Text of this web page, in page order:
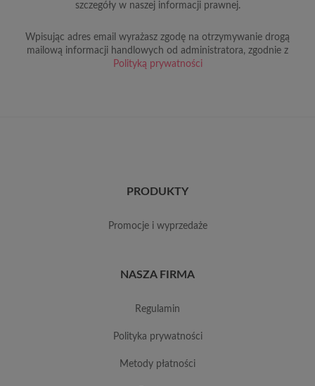
szczegóły w naszej informacji prawnej.
Wpisując adres email wyrażasz zgodę na otrzymywanie drogą
mailową informacji handlowych od administratora, zgodnie z
Polityką prywatności
PRODUKTY
promocje i wyprzedaże
NASZA FIRMA
regulamin
polityka prywatności
metody płatności